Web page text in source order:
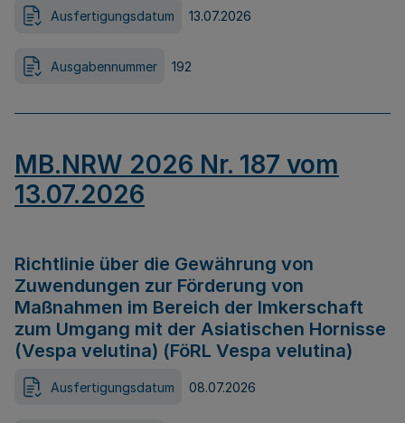
Ausfertigungsdatum 13.07.2026
Ausgabennummer 192
MB.NRW 2026 Nr. 187 vom
13.07.2026
Richtlinie über die Gewährung von
Zuwendungen zur Förderung von
Maßnahmen im Bereich der Imkerschaft
zum Umgang mit der Asiatischen Hornisse
(Vespa velutina) (FöRL Vespa velutina)
Ausfertigungsdatum 08.07.2026